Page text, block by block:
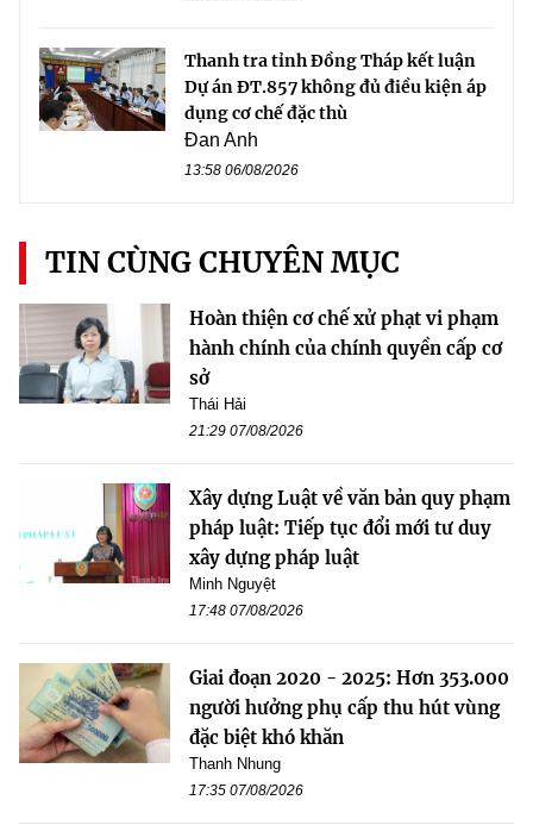
Thanh tra tỉnh Đồng Tháp kết luận
Dự án ĐT.857 không đủ điều kiện áp
dụng cơ chế đặc thù
Đan Anh
13:58 06/08/2026
TIN CÙNG CHUYÊN MỤC
Hoàn thiện cơ chế xử phạt vi phạm
hành chính của chính quyền cấp cơ
sở
Thái Hải
21:29 07/08/2026
Xây dựng Luật về văn bản quy phạm
pháp luật: Tiếp tục đổi mới tư duy
xây dựng pháp luật
Minh Nguyệt
17:48 07/08/2026
Giai đoạn 2020 - 2025: Hơn 353.000
người hưởng phụ cấp thu hút vùng
đặc biệt khó khăn
Thanh Nhung
17:35 07/08/2026